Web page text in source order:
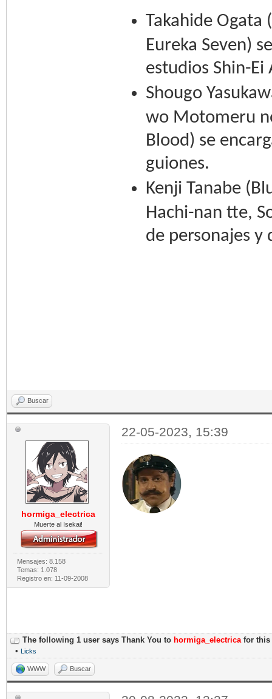
Takahide Ogata
Eureka Seven)
estudios Shin-
Shougo
wo Motomeru
Blood) se
guiones.
Kenji Tanabe
Hachi-nan tte,
de personajes y
Buscar
hormiga_electrica
Muerte al Isekai!
Mensajes: 8.158
Temas: 1.078
Registro en: 11-09-2008
22-05-2023, 15:39
The following 1 user says Thank You to hormiga_electricafor this
•
Licks
WWW Buscar